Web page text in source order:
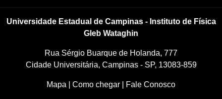
Universidade Estadual de Campinas - Instituto de Física
Gleb Wataghin
Rua Sérgio Buarque de Holanda, 777
Cidade Universitária, Campinas - SP, 13083-859
Mapa Como chegar Fale Conosco